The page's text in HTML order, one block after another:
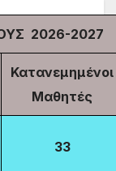
2026-2027
Κατανεμημένοι
Μαθητές
33